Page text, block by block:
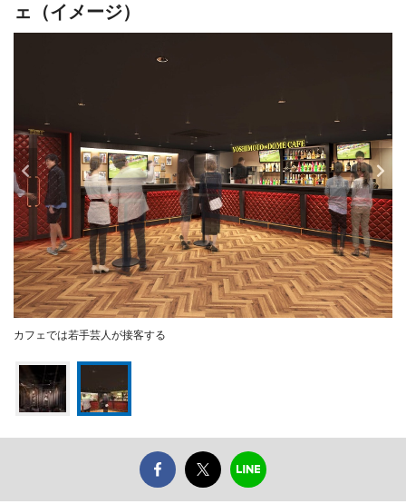
ェ（イメージ）
カフェでは若手芸人が接客する